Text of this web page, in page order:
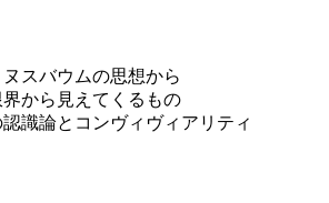
スバウムの思想から
から見えてくるもの
識論とコンヴィヴィアリティ